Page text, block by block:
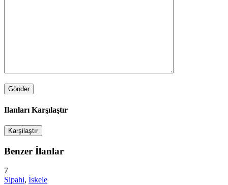
Ilanları Karşılaştır
Karşilaştır
Benzer İlanlar
7
Sipahi, İskele